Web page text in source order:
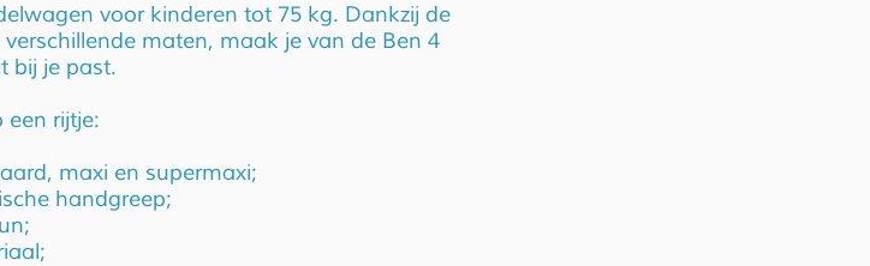
voor kinderen tot 75 kg. Dankzij de
maten, maak je van de Ben 4
bij je past.
een rijtje:
maxi en supermaxi;
handgreep;